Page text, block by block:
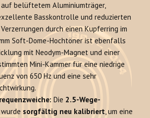
belüftetem Aluminiumträger,
Basskontrolle und reduzierten
durch einen Kupferring im
Soft-Dome-Hochtöner ist ebenfalls
mit Neodym-Magnet und einer
Mini-Kammer für eine niedrige
von 650 Hz und eine sehr
Die 2.5-Wege-
wurde sorgfältig neu kalibriert, um eine